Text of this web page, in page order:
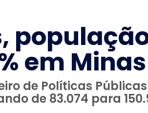
em
de Políticas
de 83.074 para